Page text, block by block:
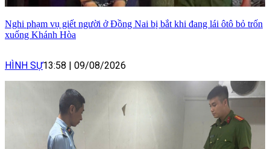
Nghi phạm vụ giết người ở Đồng Nai bị bắt khi đang lái ôtô bỏ trốn
xuống Khánh Hòa
HÌNH SỰ13:58 | 09/08/2026